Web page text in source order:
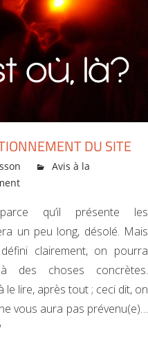
DU SITE
Avis à la
qu’il présente les
un peu long, désolé. Mais
clairement, on pourra
des choses concrètes.
le lire, après tout ; ceci dit, on
vous aura pas prévenu(e)…